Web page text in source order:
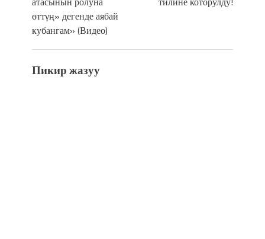
өттγң» дегенде аябай
кубангам» (Видео)
Пикир жазуу